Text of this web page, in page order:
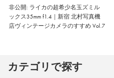
非公開: ライカの超希少名玉ズミル
ックス35mm f1.4｜新宿 北村写真機
店ヴィンテージカメラのすすめ Vol.7
カテゴリで探す